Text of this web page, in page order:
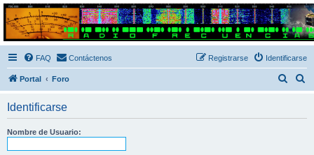
Radio Frecuencias
Foro de Radio Frecuencias
FAQ Contáctenos Identificarse
Registrarse
Portal Foro
Identificarse
Nombre de Usuario: